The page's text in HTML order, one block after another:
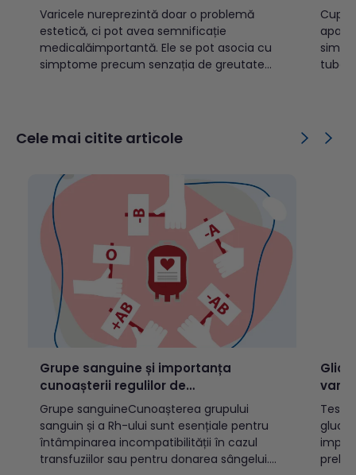
Varicele nureprezintă doar o problemă
estetică, ci pot avea semnificație
medicalăimportantă. Ele se pot asocia cu
simptome precum senzația de greutate
complicații precum tromboflebita
superficială,modificări trofice cutanate sau
varicele?Cum se...
Cuprins: Ce este
Cele mai citite articole
Grupe sanguine și importanța
cunoașterii regulilor de
incompatibilitate
Grupe sanguineCunoașterea grupului
sanguin și a Rh-ului sunt esențiale pentru
întâmpinarea incompatibilității în cazul
transfuziilor sau pentru donarea sângelui.